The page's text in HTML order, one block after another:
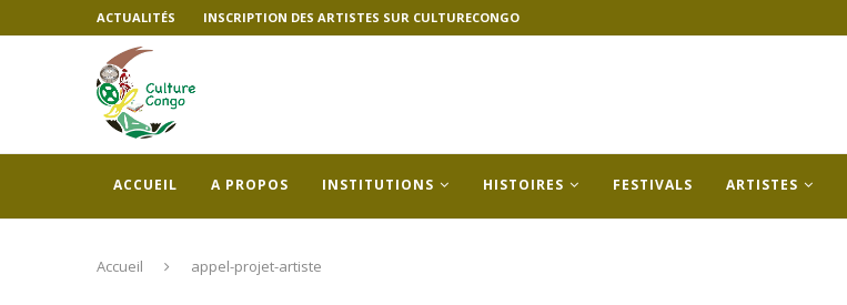
ACTUALITÉS INSCRIPTION DES ARTISTES SUR CULTURECONGO
ACCUEIL A PROPOS INSTITUTIONS HISTOIRES FESTIVALS ARTISTES
Accueil appel-projet-artiste